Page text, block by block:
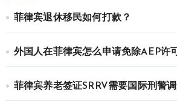
菲律宾退休移民如何打款？
外国人在菲律宾怎么申请免除AEP许
菲律宾养老签证SRRV需要国际刑警